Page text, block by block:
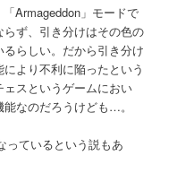
Armageddon」モードで
ず、引き分けはその色の
らしい。だから引き分け
より不利に陥ったという
スというゲームにおい
なのだろうけども…。
っているという説もあ